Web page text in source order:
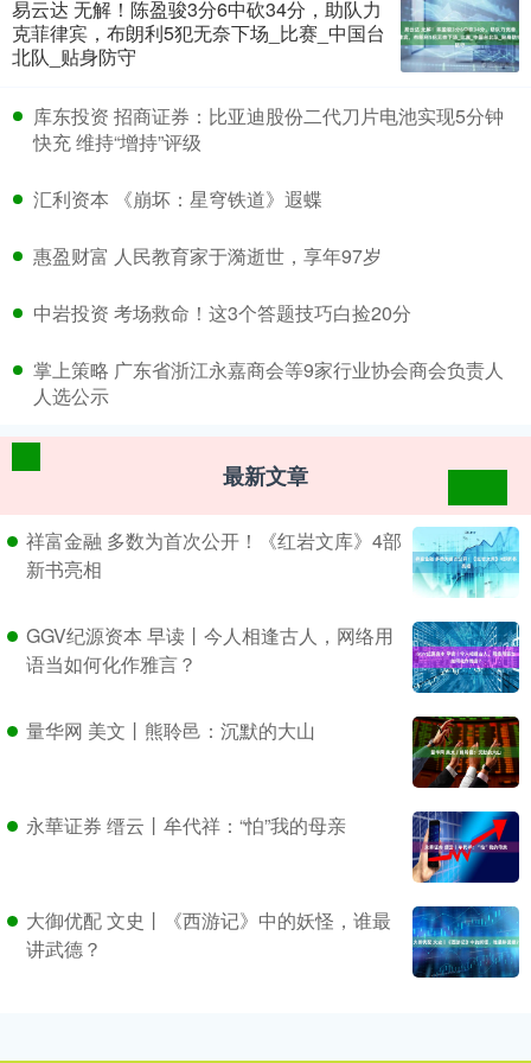
易云达 无解！陈盈骏3分6中砍34分，助队力
克菲律宾，布朗利5犯无奈下场_比赛_中国台
北队_贴身防守
​库东投资 招商证券：比亚迪股份二代刀片电池实现5分钟
快充 维持“增持”评级
​汇利资本 《崩坏：星穹铁道》遐蝶
​惠盈财富 人民教育家于漪逝世，享年97岁
​中岩投资 考场救命！这3个答题技巧白捡20分
​掌上策略 广东省浙江永嘉商会等9家行业协会商会负责人
人选公示
最新文章
祥富金融 多数为首次公开！《红岩文库》4部
新书亮相
GGV纪源资本 早读丨今人相逢古人，网络用
语当如何化作雅言？
量华网 美文丨熊聆邑：沉默的大山
永華证券 缙云丨牟代祥：“怕”我的母亲
大御优配 文史丨《西游记》中的妖怪，谁最
讲武德？